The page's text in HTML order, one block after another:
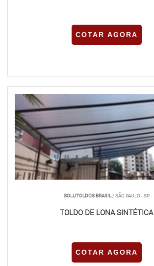
COTAR AGORA
SOLUTOLDOS BRASIL/ SÃO PAULO - SP
TOLDO DE LONA SINTÉTICA
COTAR AGORA